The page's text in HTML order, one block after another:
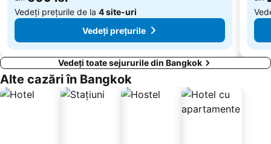
Vedeți prețurile de la 4 site-uri
Vedeți prețurile
Vedeți toate sejururile din Bangkok
Alte cazări în Bangkok